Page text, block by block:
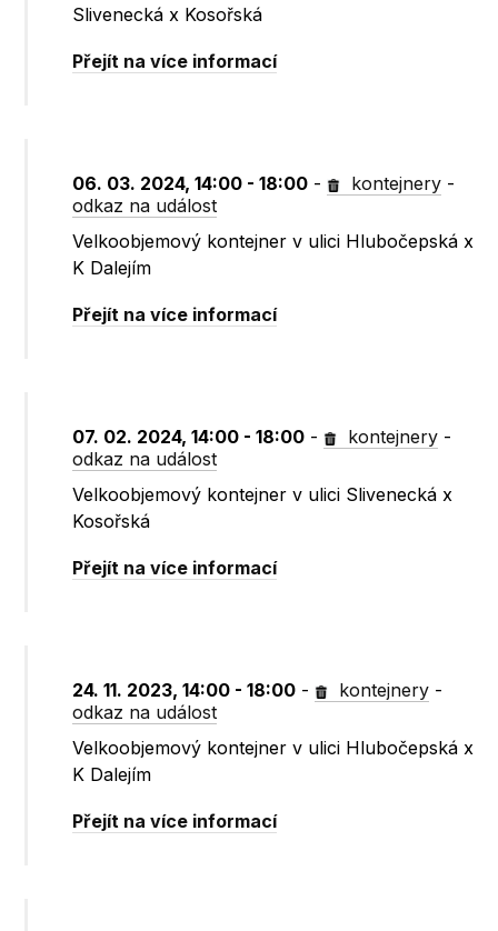
Slivenecká x Kosořská
Přejít na více informací
06. 03. 2024, 14:00 - 18:00 - kontejnery -
odkaz na událost
Velkoobjemový kontejner v ulici Hlubočepská x
K Dalejím
Přejít na více informací
07. 02. 2024, 14:00 - 18:00 - kontejnery -
odkaz na událost
Velkoobjemový kontejner v ulici Slivenecká x
Kosořská
Přejít na více informací
24. 11. 2023, 14:00 - 18:00 - kontejnery -
odkaz na událost
Velkoobjemový kontejner v ulici Hlubočepská x
K Dalejím
Přejít na více informací